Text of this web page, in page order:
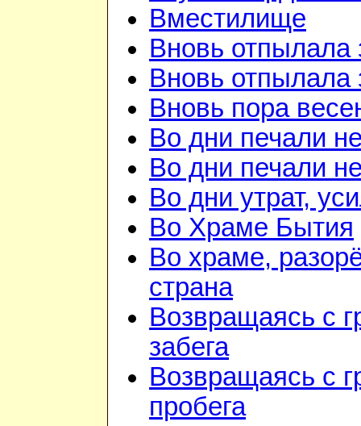
Вместилище
Вновь отпылала
Вновь отпылала
Вновь пора
Во дни печали
Во дни печали
Во дни утрат,
Во Храме Бытия
Во храме,
страна
Возвращаясь с
забега
Возвращаясь с
пробега